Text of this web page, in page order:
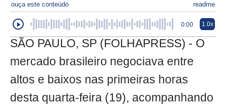
ouça este conteúdo readme
0:00 1.0x
SÃO PAULO, SP (FOLHAPRESS) - O
mercado brasileiro negociava entre
altos e baixos nas primeiras horas
desta quarta-feira (19), acompanhando